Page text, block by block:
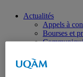
Actualités
Appels à
Bourses et
Distinctions